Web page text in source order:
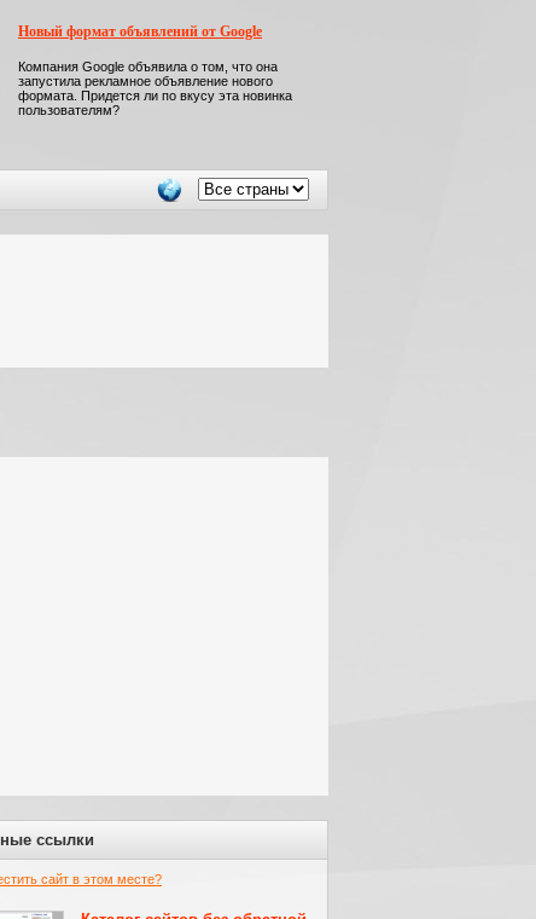
Новый формат объявлений от Google
Компания Google объявила о том, что она
запустила рекламное объявление нового
формата. Придется ли по вкусу эта новинка
пользователям?
ссылки
сайт в этом месте?